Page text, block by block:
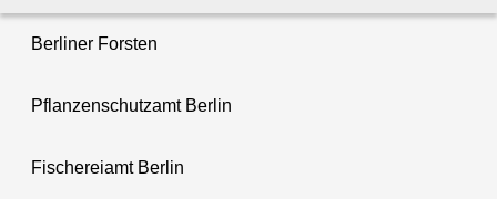
Berliner Forsten
Pflanzenschutzamt Berlin
Fischereiamt Berlin